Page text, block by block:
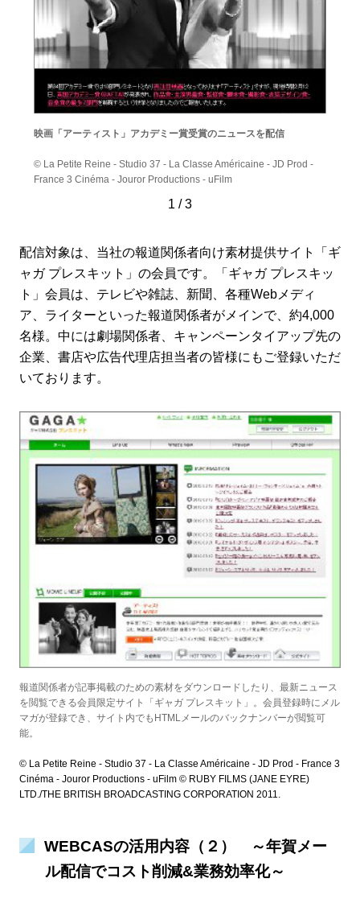
映画「アーティスト」アカデミー賞受賞のニュースを配信
© La Petite Reine - Studio 37 - La Classe Américaine - JD Prod -
France 3 Cinéma - Jouror Productions - uFilm
/
1 /3
配信対象は、当社の報道関係者向け素材提供サイト「ギ
ャガ プレスキット」の会員です。「ギャガ プレスキッ
ト」会員は、テレビや雑誌、新聞、各種Webメディ
ア、ライターといった報道関係者がメインで、約4,000
名様。中には劇場関係者、キャンペーンタイアップ先の
企業、書店や広告代理店担当者の皆様にもご登録いただ
いております。
報道関係者が記事掲載のための素材をダウンロードしたり、最新ニュース
を閲覧できる会員限定サイト「ギャガ プレスキット」。会員登録時にメル
マガが登録でき、サイト内でもHTMLメールのバックナンバーが閲覧可
能。
© La Petite Reine - Studio 37 - La Classe Américaine - JD Prod - France 3
Cinéma - Jouror Productions - uFilm © RUBY FILMS (JANE EYRE)
LTD./THE BRITISH BROADCASTING CORPORATION 2011.
WEBCASの活用内容（２） ～年賀メー
ル配信でコスト削減&業務効率化～